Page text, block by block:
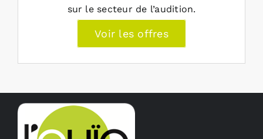
sur le secteur de l’audition.
Voir les offres